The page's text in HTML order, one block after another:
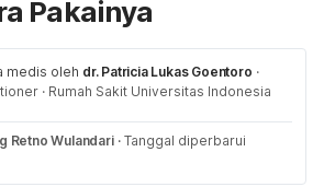
Pakainya
medis oleh dr. Patricia Lukas Goentoro ·
· Rumah Sakit Universitas Indonesia
Retno Wulandari · Tanggal diperbarui